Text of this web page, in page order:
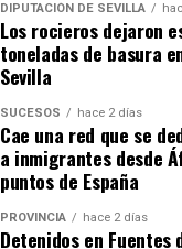
DIPUTACIÓN DE SEVILLA
Los rocieros dejaron
toneladas de basura
Sevilla
SUCESOS hace 2 días
Cae una red que se
a inmigrantes desde
puntos de España
PROVINCIA hace 2 días
Detenidos en Fuentes